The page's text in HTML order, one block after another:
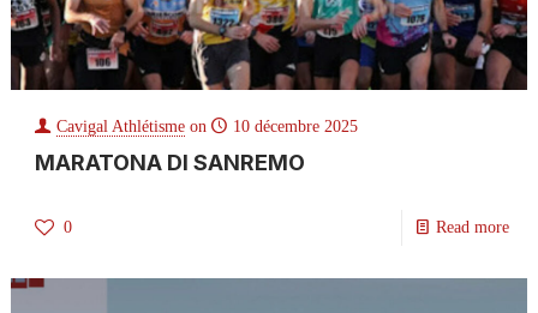
Cavigal Athlétisme on 10 décembre 2025
MARATONA DI SANREMO
0 Read more